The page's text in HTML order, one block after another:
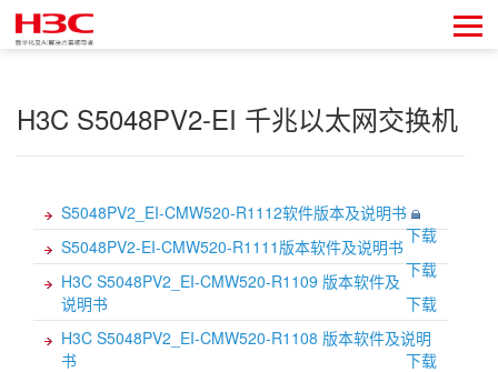
H3C S5048PV2-EI 千兆以太网交换机
S5048PV2_EI-CMW520-R1112软件版本及说明书
下载
S5048PV2-EI-CMW520-R1111版本软件及说明书
下载
H3C S5048PV2_EI-CMW520-R1109 版本软件及
说明书
下载
H3C S5048PV2_EI-CMW520-R1108 版本软件及说明
书
下载